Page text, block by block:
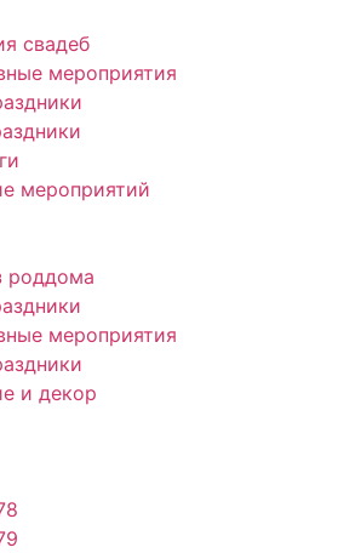
свадеб
мероприятия
мероприятий
роддома
мероприятия
и декор